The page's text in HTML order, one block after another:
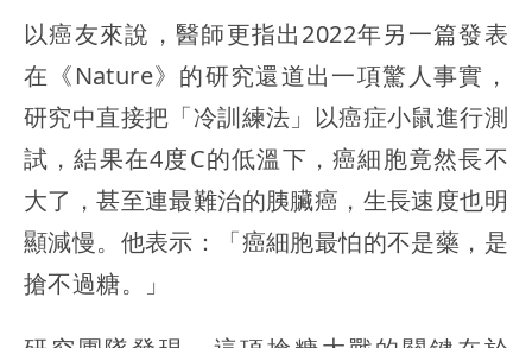
以癌友來說，醫師更指出2022年另一篇發表
在《Nature》的研究還道出一項驚人事實，
研究中直接把「冷訓練法」以癌症小鼠進行測
試，結果在4度C的低溫下，癌細胞竟然長不
大了，甚至連最難治的胰臟癌，生長速度也明
顯減慢。他表示：「癌細胞最怕的不是藥，是
搶不過糖。」